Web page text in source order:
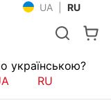
UA RU
для ванной
українською?
RU